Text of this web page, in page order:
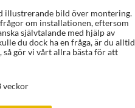
illustrerande bild över montering.
om installationen, eftersom
självtalande med hjälp av
du dock ha en fråga, är du alltid
så gör vi vårt allra bästa för att
veckor